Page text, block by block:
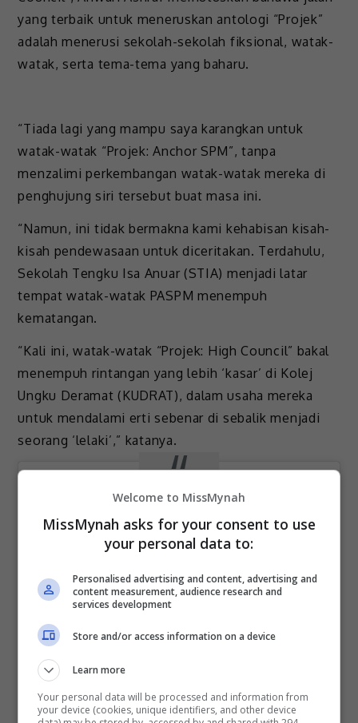
yang terbaik untuk meneruskan antologi “Projek”
adalah menerusi sekolah-sekolah fiksional, watak-
watak, serta tema-tema yang baharu.
“Tiada lagi yang mampu saya karangkan untuk
watak-watak “Projek: Anchor SPM”, tanpa
menzalimi perkembangan watak-watak mereka di
penghujung siri tersebut buat masa ini.
“Namun, ini tidak bermakna kami kehabisan kisah-
kisah pendewasaan untuk diceritakan. Terdahulu,
Sekolah Tengku Isa Anuar (STIA) menjadi latar
tempat watak-watak PASPM menempuh
kematangan.
“Kali ini, watak-watak “Projek: High Council” bakal
menempuh rintangan yang lebih ‘kasar’ di Kolej
Ungku Deramat (KUDRAT), dalam usaha mereka
untuk mendalami erti sebenar di sebalik menjadi
seorang ‘lelaki’,” katanya.
Welcome to MissMynah
MissMynah asks for your consent to use
your personal data to:
Personalised advertising and content, advertising and
content measurement, audience research and
services development
Store and/or access information on a device
Learn more
Your personal data will be processed and information from
your device (cookies, unique identifiers, and other device